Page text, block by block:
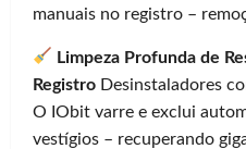
manuais no registro –
Limpeza Profunda de
Registro Desinstaladores
O IObit varre e exclui
vestígios – recuperando